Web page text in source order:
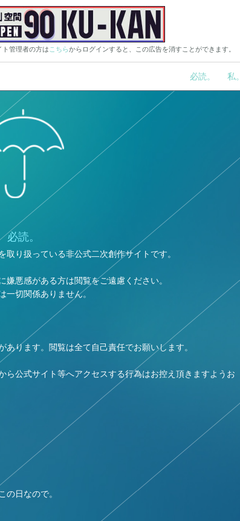
ト管理者の方は こちらからログインすると、この広告を消すことができます。
必読。 私。
必読。
り扱っている非公式二次創作サイトです。
悪感がある方は閲覧をご遠慮ください。
一切関係ありません。
ります。閲覧は全て自己責任でお願いします。
ら公式サイト等へアクセスする行為はお控え頂きますようお
の日なので。